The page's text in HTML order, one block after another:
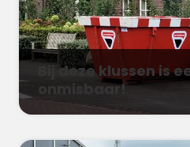
Bij deze klussen is
onmisbaar!